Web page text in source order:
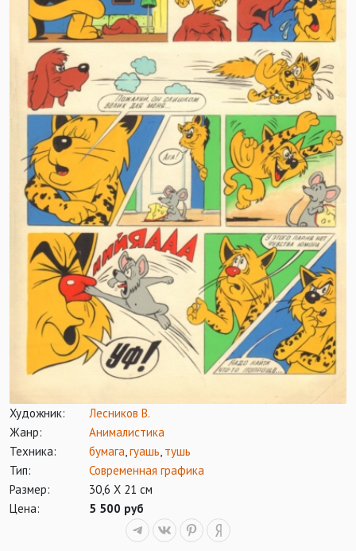
Художник:
Лесников В.
Жанр:
Анималистика
Техника:
бумага,гуашь, тушь
Тип:
Современная графика
Размер:
30,6 Х 21 см
Цена:
5 500 руб